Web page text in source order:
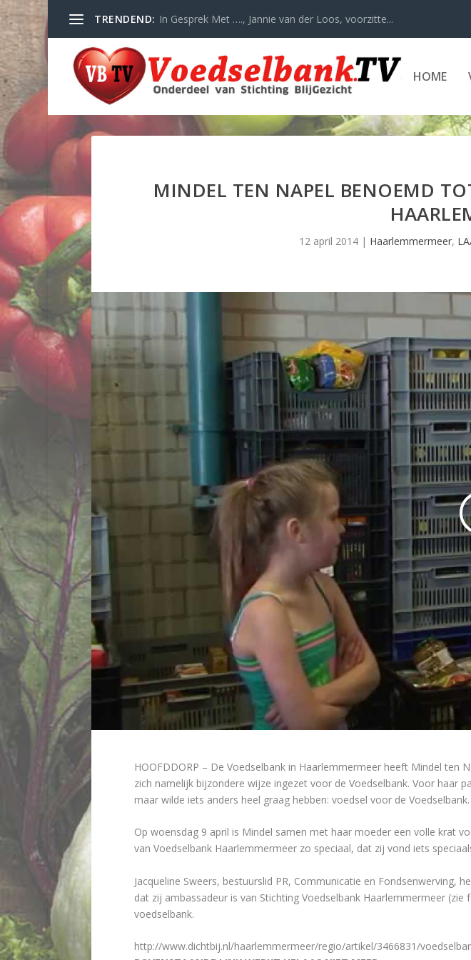
TRENDEND: In Gesprek Met …., Jannie van der Loos, voorzitte...
HOME
MINDEL TEN NAPEL BENOEMD
12 april 2014| Haarlemmermeer,
HOOFDDORP – De Voedselbank in Haarlemmermeer heeft Mindel
zich namelijk bijzondere wijze ingezet voor de Voedselbank. Voor haar
maar wilde iets anders heel graag hebben: voedsel voor de Voedselbank.
Op woensdag 9 april is Mindel samen met haar moeder een volle krat
van Voedselbank Haarlemmermeer zo speciaal, dat zij vond iets
Jacqueline Sweers, bestuurslid PR, Communicatie en
dat zij ambassadeur is van Stichting Voedselbank Haarlemmermeer
voedselbank.
http://www.dichtbij.nl/haarlemmermeer/regio/artikel/3466831/